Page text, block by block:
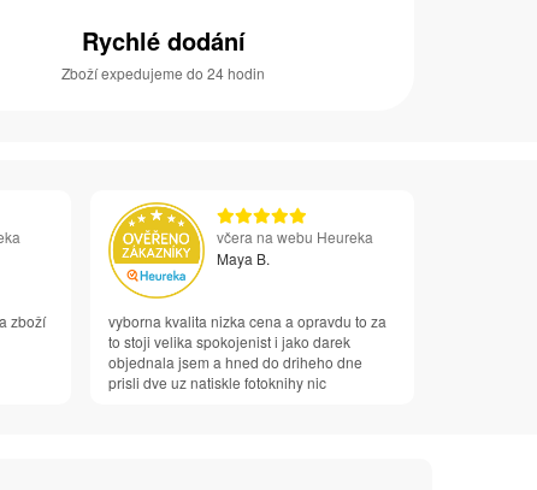
Rychlé dodání
Zboží expedujeme do 24 hodin
zboží
včera na webu Heureka
Maya B.
vyborna kvalita nizka cena a opravdu to za
to stoji velika spokojenist i jako darek
objednala jsem a hned do driheho dne
prisli dve uz natiskle fotoknihy nic